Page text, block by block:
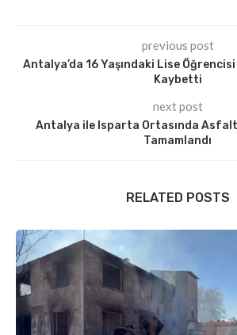
previous post
Antalya’da 16 Yaşındaki Lise
Kaybetti
next post
Antalya ile Isparta Ortasında
Tamamlandı
RELATED POSTS